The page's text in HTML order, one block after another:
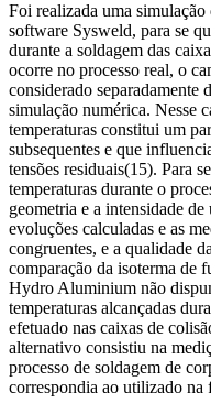
Foi realizada uma
software Sysweld, para se
durante a soldagem das
ocorre no processo real, o
considerado separadamente
simulação numérica. Nesse
temperaturas constitui um
subsequentes e que
tensões residuais(15). Para
temperaturas durante o
geometria e a intensidade
evoluções calculadas e as
congruentes, e a qualidade
comparação da isoterma de
Hydro Aluminium não
temperaturas alcançadas
efetuado nas caixas de
alternativo consistiu na
processo de soldagem de
correspondia ao utilizado na